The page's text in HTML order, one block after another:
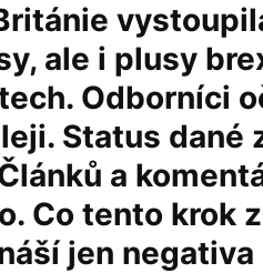
ale i plusy
Odborníci
Status dané
a
Co tento krok
jen negativa